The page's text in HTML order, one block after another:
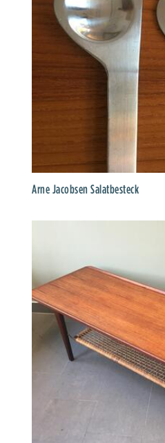
Arne Jacobsen Salatbesteck